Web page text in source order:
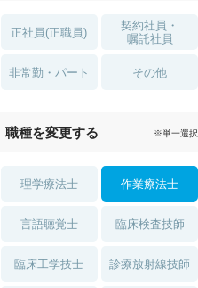
土日祝休 無資格 OK
積極採用中 WEB面接OK
正社員(正職員)
契約社員・
嘱託社員
非常勤・パート その他
職種を変更する ※単一選択
理学療法士 作業療法士
言語聴覚士 臨床検査技師
臨床工学技士 診療放射線技師